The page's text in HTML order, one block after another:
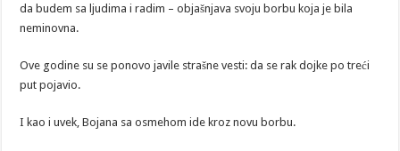
da budem sa ljudima i radim – objašnjava svoju borbu koja je bila
neminovna.
Ove godine su se ponovo javile strašne vesti: da se rak dojke po treći
put pojavio.
I kao i uvek, Bojana sa osmehom ide kroz novu borbu.